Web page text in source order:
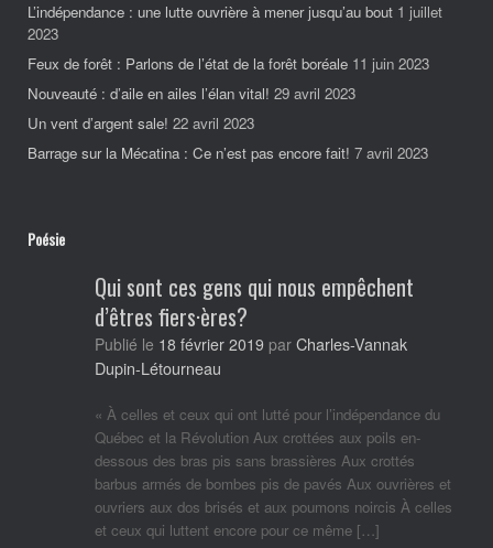
L’indépendance : une lutte ouvrière à mener jusqu’au bout 1 juillet
2023
Feux de forêt : Parlons de l’état de la forêt boréale 11 juin 2023
Nouveauté : d’aile en ailes l’élan vital! 29 avril 2023
Un vent d’argent sale! 22 avril 2023
Barrage sur la Mécatina : Ce n’est pas encore fait! 7 avril 2023
Poésie
Qui sont ces gens qui nous empêchent
d’êtres fiers·ères?
Publié le 18 février 2019 par Charles-Vannak
Dupin-Létourneau
« À celles et ceux qui ont lutté pour l’indépendance du
Québec et la Révolution Aux crottées aux poils en-
dessous des bras pis sans brassières Aux crottés
barbus armés de bombes pis de pavés Aux ouvrières et
ouvriers aux dos brisés et aux poumons noircis À celles
et ceux qui luttent encore pour ce même […]